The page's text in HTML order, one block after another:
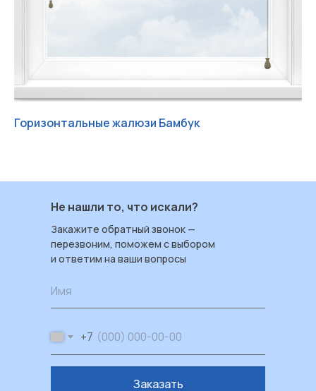
Горизонтальные жалюзи Бамбук
Имя
+7
Заказать
Не нашли то, что искали?
Закажите обратный звонок —
перезвоним, поможем с выбором
и ответим на ваши вопросы
Работаем с 2004 ИРБИС-Т
Каталог
Пластиковые окна
ул. Червишевский тракт 7
Пн — Пт: 09:00–18:00
Вс: выходной